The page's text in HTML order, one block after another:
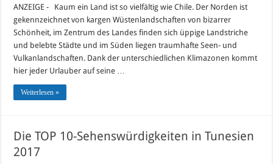
ANZEIGE - Kaum ein Land ist so vielfältig wie Chile. Der Norden ist
gekennzeichnet von kargen Wüstenlandschaften von bizarrer
Schönheit, im Zentrum des Landes finden sich üppige Landstriche
und belebte Städte und im Süden liegen traumhafte Seen- und
Vulkanlandschaften. Dank der unterschiedlichen Klimazonen kommt
hier jeder Urlauber auf seine …
Weiterlesen »
Die TOP 10-Sehenswürdigkeiten in Tunesien
2017